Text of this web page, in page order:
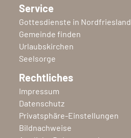
Service
Gottesdienste in Nordfriesland
Gemeinde finden
Urlaubskirchen
Seelsorge
Rechtliches
Impressum
Datenschutz
Privatsphäre-Einstellungen
Bildnachweise